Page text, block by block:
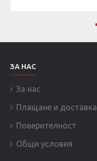
ЗА НАС
За нас
Плащане и доставка
Поверителност
Общи условия